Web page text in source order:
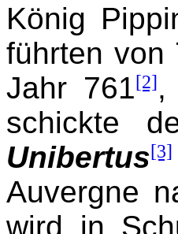
König
führten von
Jahr 761[2],
schickte
Unibertus[3]
Auvergne
wird in